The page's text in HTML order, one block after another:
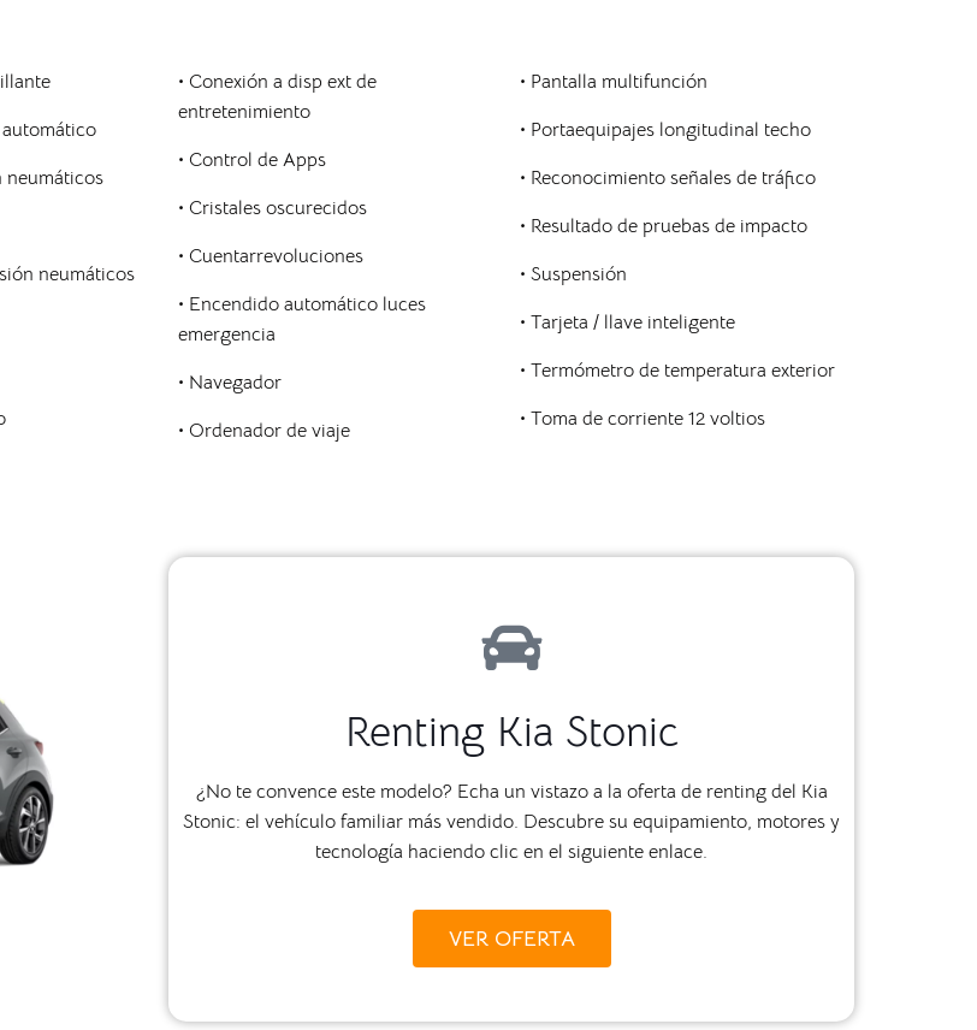
neumáticos
neumáticos
• Conexión a disp ext de
entretenimiento
• Control de Apps
• Cristales oscurecidos
• Cuentarrevoluciones
• Encendido automático luces
emergencia
• Navegador
• Ordenador de viaje
• Pantalla multifunción
• Portaequipajes longitudinal techo
• Reconocimiento señales de tráfico
• Resultado de pruebas de impacto
• Suspensión
• Tarjeta / llave inteligente
• Termómetro de temperatura exterior
• Toma de corriente 12 voltios
Renting Kia Stonic
¿No te convence este modelo? Echa un vistazo a la oferta de renting del Kia
Stonic: el vehículo familiar más vendido. Descubre su equipamiento, motores y
tecnología haciendo clic en el siguiente enlace.
VER OFERTA